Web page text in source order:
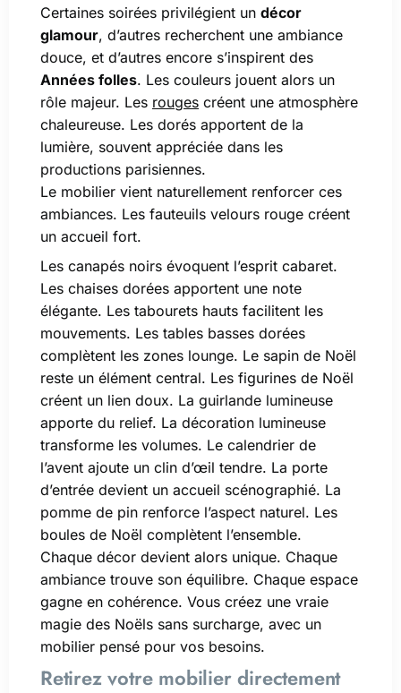
Certaines soirées privilégient un décor
glamour, d’autres recherchent une ambiance
douce, et d’autres encore s’inspirent des
Années folles. Les couleurs jouent alors un
rôle majeur. Les rouges créent une atmosphère
chaleureuse. Les dorés apportent de la
lumière, souvent appréciée dans les
productions parisiennes.
Le mobilier vient naturellement renforcer ces
ambiances. Les fauteuils velours rouge créent
un accueil fort.
Les canapés noirs évoquent l’esprit cabaret.
Les chaises dorées apportent une note
élégante. Les tabourets hauts facilitent les
mouvements. Les tables basses dorées
complètent les zones lounge. Le sapin de Noël
reste un élément central. Les figurines de Noël
créent un lien doux. La guirlande lumineuse
apporte du relief. La décoration lumineuse
transforme les volumes. Le calendrier de
l’avent ajoute un clin d’œil tendre. La porte
d’entrée devient un accueil scénographié. La
pomme de pin renforce l’aspect naturel. Les
boules de Noël complètent l’ensemble.
Chaque décor devient alors unique. Chaque
ambiance trouve son équilibre. Chaque espace
gagne en cohérence. Vous créez une vraie
magie des Noëls sans surcharge, avec un
mobilier pensé pour vos besoins.
Retirez votre mobilier directement